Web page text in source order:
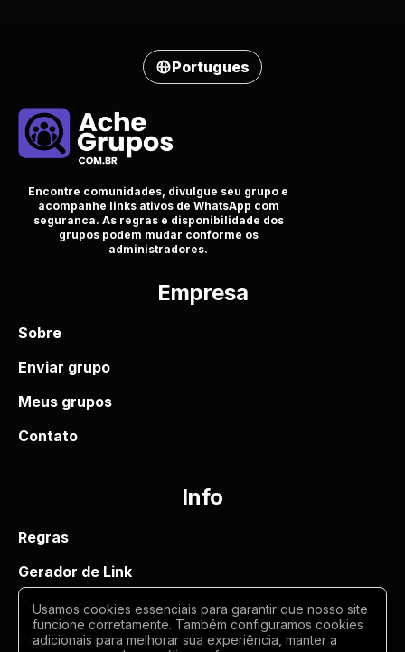
Portugues
Encontre comunidades, divulgue seu grupo e
acompanhe links ativos de WhatsApp com
seguranca. As regras e disponibilidade dos
grupos podem mudar conforme os
administradores.
Empresa
Sobre
Enviar grupo
Meus grupos
Contato
Info
Regras
Gerador de Link
Termos de uso
Politica de privacidade
Usamos cookies essenciais para garantir que nosso site
funcione corretamente. Também configuramos cookies
adicionais para melhorar sua experiência, manter a